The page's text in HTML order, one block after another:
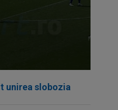
unirea slobozia